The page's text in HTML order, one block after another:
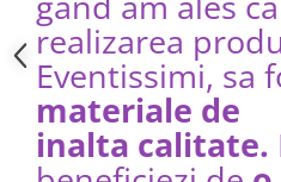
realizarea
Eventissimi, sa
materiale de
inalta calitate.